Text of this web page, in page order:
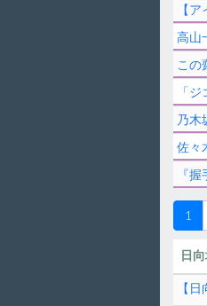
【
高山
この
「
乃木
佐々
『
1
日
【